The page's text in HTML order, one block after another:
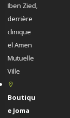
Iben Zied,
derrière
clinique
el Amen
Mutuelle
Ville
Boutiqu
e Joma